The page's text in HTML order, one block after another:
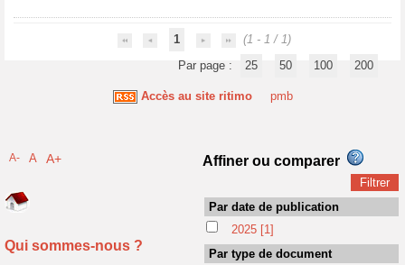
1
(1 - 1 / 1)
Par page :
25 50 100 200
Accès au site ritimo pmb
A- A A+
Qui sommes-nous ?
Affiner ou comparer
Par date de publication
2025 [1]
Par type de document